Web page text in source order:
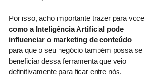
Por isso, acho importante trazer para você
como a Inteligência Artificial pode
influenciar o marketing de conteúdo
para que o seu negócio também possa se
beneficiar dessa ferramenta que veio
definitivamente para ficar entre nós.